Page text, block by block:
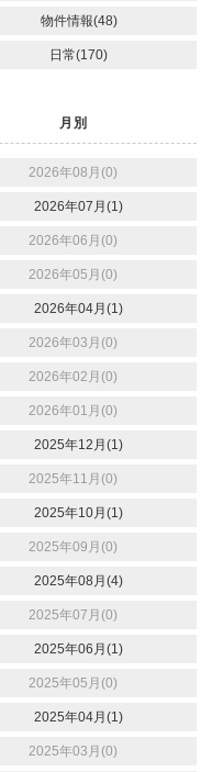
物件情報(48)
日常(170)
月別
2026年08月(0)
2026年07月(1)
2026年06月(0)
2026年05月(0)
2026年04月(1)
2026年03月(0)
2026年02月(0)
2026年01月(0)
2025年12月(1)
2025年11月(0)
2025年10月(1)
2025年09月(0)
2025年08月(4)
2025年07月(0)
2025年06月(1)
2025年05月(0)
2025年04月(1)
2025年03月(0)